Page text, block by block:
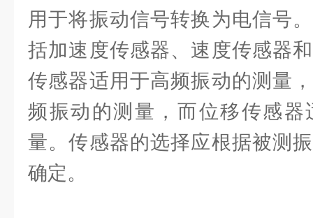
用于将振动信号转换为电信号
括加速度传感器、速度传感器
传感器适用于高频振动的测量
频振动的测量，而位移传感器
量。传感器的选择应根据被测
确定。